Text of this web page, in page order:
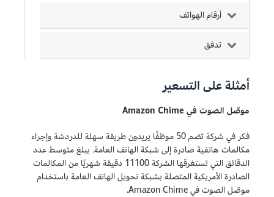
أرقام الهواتف
تدفق
أمثلة على التسعير
موصّل الصوت في Amazon Chime
فكر في شركة تضم 50 موظفًا يريدون طريقة سهلة للدردشة وإجراء
مكالمات هاتفية صادرة إلى شبكة الهاتف العامة. يبلغ متوسط عدد
الدقائق التي تستغرقها الشركة 11100 دقيقة شهريًا من المكالمات
الصادرة الأمريكية المتصلة بشبكة تحويل الهاتف العامة باستخدام
موصّل الصوت في Amazon Chime.